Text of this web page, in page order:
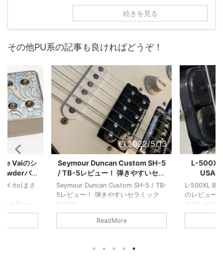
続きを見る
その他PU系の記事も良ければどうぞ！
7/22
Vaiのシ
バー
ito(まさ
らSteve
されてます
2022/5/13
Seymour Duncan Custom SH-5
/ TB-5レビュー！ 弾きやすいセラ
ミックPU!
Seymour Duncan Custom SH-5 / TB-
5レビュー！ 弾きやすいセラミック
PUです
トップレベルに汎用性が高いピックア
ップなので印象からの地味さがもった
ReadMore
L-500XL
USA
L-500XL Bill
のレビュー！
サウンドの
Bill